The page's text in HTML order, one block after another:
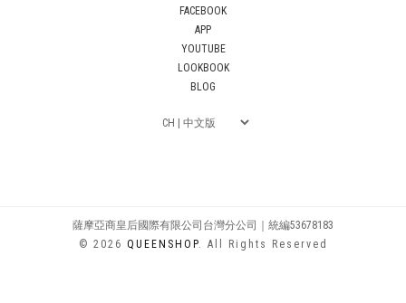
FACEBOOK
APP
YOUTUBE
LOOKBOOK
BLOG
薩摩亞商皇后國際有限公司台灣分公司｜統編53678183
© 2026 QUEENSHOP. All Rights Reserved